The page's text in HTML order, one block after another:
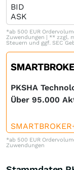
BID
ASK
*ab 500 EUR
Zuwendungen | ** zzgl.
Steuern und ggf. SEC
PKSHA
Über 95.000
*ab 500 EUR
Zuwendungen